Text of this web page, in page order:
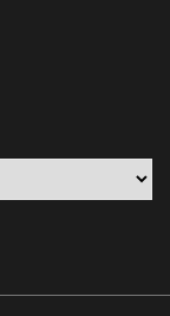
ลั่นสู้รบ ครั้งนี้